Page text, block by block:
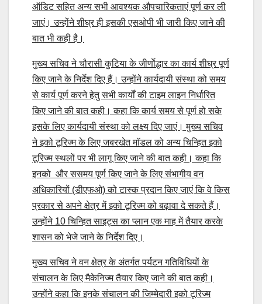
ऑडिट सहित अन्य सभी आवश्यक औपचारिकताएं पूर्ण कर ली
जाएं। उन्होंने शीघ्र ही इसकी एसओपी भी जारी किए जाने की
बात भी कही है।
मुख्य सचिव ने चौरासी कुटिया के जीर्णाेद्धार का कार्य शीघ्र पूर्ण
किए जाने के निर्देश दिए हैं। उन्होंने कार्यदायी संस्था को समय
से कार्य पूर्ण करने हेतु सभी कार्यों की टाइम लाइन निर्धारित
किए जाने की बात कही। कहा कि कार्य समय से पूर्ण हो सके
इसके लिए कार्यदायी संस्था को लक्ष्य दिए जाएं। मुख्य सचिव
ने इको टूरिज्म के लिए जबरखेत मॉडल को अन्य चिन्हित इको
टूरिज्म स्थलों पर भी लागू किए जाने की बात कही। कहा कि
इनको और ससमय पूर्ण किए जाने के लिए संभागीय वन
अधिकारियों (डीएफओ) को टास्क प्रदान किए जाएं कि वे किस
प्रकार से अपने क्षेत्र में इको टूरिज्म को बढ़ावा दे सकते हैं।
उन्होंने 10 चिन्हित साइट्स का प्लान एक माह में तैयार करके
शासन को भेजे जाने के निर्देश दिए।
मुख्य सचिव ने वन क्षेत्र के अंतर्गत पर्यटन गतिविधियों के
संचालन के लिए मैकेनिज्म तैयार किए जाने की बात कही।
उन्होंने कहा कि इनके संचालन की जिम्मेदारी इको टूरिज्म